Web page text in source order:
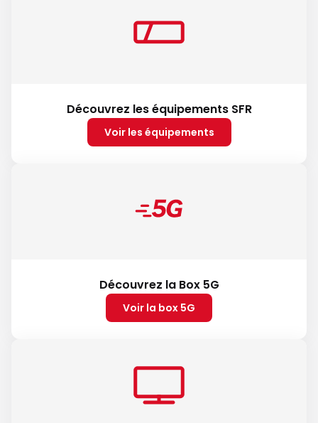
Découvrez les équipements SFR
Voir les équipements
Découvrez la Box 5G
Voir la box 5G